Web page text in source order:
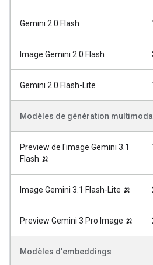
Gemini 2.0 Flash
Image Gemini 2.0 Flash
Gemini 2.0 Flash-Lite
Modèles de génération
Preview de l'image Gemini 3.1
Flash 🍌
Image Gemini 3.1 Flash-Lite 🍌
Preview Gemini 3 Pro Image 🍌
Modèles d'embeddings